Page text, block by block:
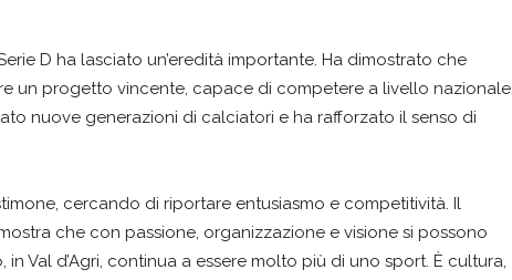
D ha lasciato un’eredità importante. Ha dimostrato che
un progetto vincente, capace di competere a livello nazionale.
nuove generazioni di calciatori e ha rafforzato il senso di
cercando di riportare entusiasmo e competitività. Il
che con passione, organizzazione e visione si possono
Val d’Agri, continua a essere molto più di uno sport. È cultura,